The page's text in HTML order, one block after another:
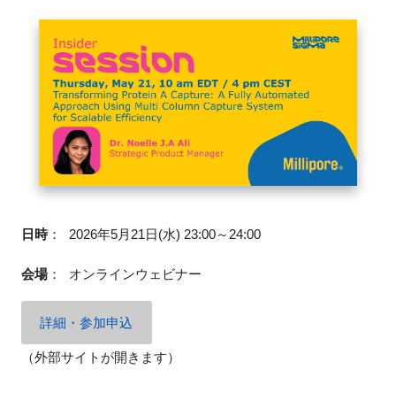
日時： 2026年5月21日(水) 23:00～24:00
会場： オンラインウェビナー
詳細・参加申込
（外部サイトが開きます）